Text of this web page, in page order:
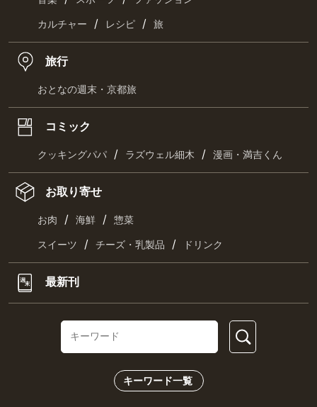
カルチャー / レシピ / 旅
旅行
おとなの週末・京都旅
コミック
クッキングパパ / ラズウェル細木 / 漫画・満吉くん
お取り寄せ
お肉 / 海鮮 / 惣菜
スイーツ / チーズ・乳製品 / ドリンク
最新刊
キーワード一覧